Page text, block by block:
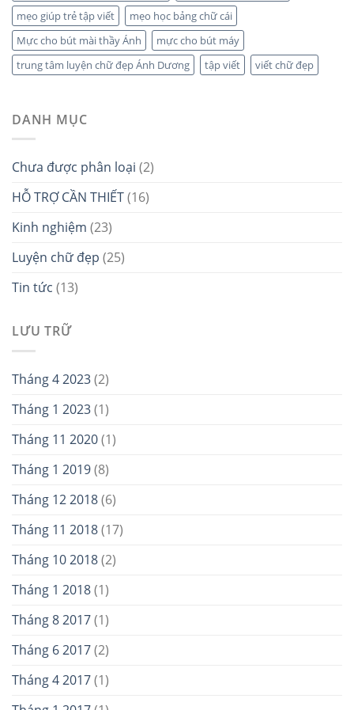
mẹo giúp trẻ tập viết
mẹo học bảng chữ cái
Mực cho bút mài thầy Ánh
mực cho bút máy
trung tâm luyện chữ đẹp Ánh Dương
tập viết viết chữ đẹp
DANH MỤC
Chưa được phân loại (2)
HỖ TRỢ CẦN THIẾT(16)
Kinh nghiệm (23)
Luyện chữ đẹp (25)
Tin tức (13)
LƯU TRỮ
Tháng 4 2023(2)
Tháng 1 2023(1)
Tháng 11 2020(1)
Tháng 1 2019(8)
Tháng 12 2018(6)
Tháng 11 2018(17)
Tháng 10 2018(2)
Tháng 1 2018(1)
Tháng 8 2017(1)
Tháng 6 2017(2)
Tháng 4 2017(1)